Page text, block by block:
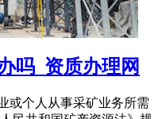
吗_资质办理网
或个人从事采矿业务所需